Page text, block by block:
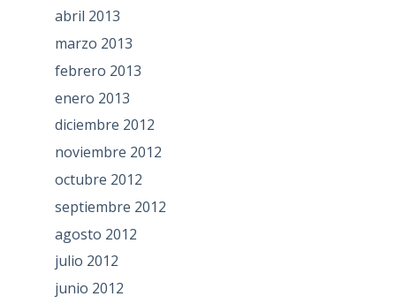
abril 2013
marzo 2013
febrero 2013
enero 2013
diciembre 2012
noviembre 2012
octubre 2012
septiembre 2012
agosto 2012
julio 2012
junio 2012